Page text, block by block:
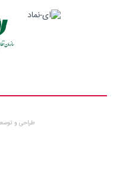
طراحی و